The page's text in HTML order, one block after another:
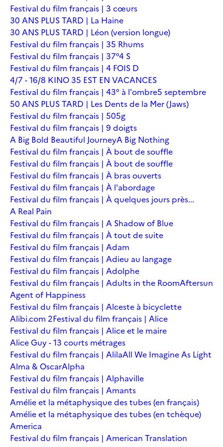
Festival du film français | 3 cœurs
30 ANS PLUS TARD | La Haine
30 ANS PLUS TARD | Léon (version longue)
Festival du film français | 35 Rhums
Festival du film français | 37°4 S
Festival du film français | 4 FOIS D
4/7 - 16/8 KINO 35 EST EN VACANCES
Festival du film français | 43° à l'ombre5 septembre
50 ANS PLUS TARD | Les Dents de la Mer (Jaws)
Festival du film français | 505g
Festival du film français | 9 doigts
A Big Bold Beautiful JourneyA Big Nothing
Festival du film français | À bout de souffle
Festival du film français | À bout de souffle
Festival du film français | À bras ouverts
Festival du film français | À l'abordage
Festival du film français | À quelques jours près...
A Real Pain
Festival du film français | A Shadow of Blue
Festival du film français | À tout de suite
Festival du film français | Adam
Festival du film français | Adieu au langage
Festival du film français | Adolphe
Festival du film français | Adults in the RoomAftersun
Agent of Happiness
Festival du film français | Alceste à bicyclette
Alibi.com 2Festival du film français | Alice
Festival du film français | Alice et le maire
Alice Guy - 13 courts métrages
Festival du film français | AlilaAll We Imagine As Light
Alma & OscarAlpha
Festival du film français | Alphaville
Festival du film français | Amants
Amélie et la métaphysique des tubes (en français)
Amélie et la métaphysique des tubes (en tchèque)
America
Festival du film français | American Translation